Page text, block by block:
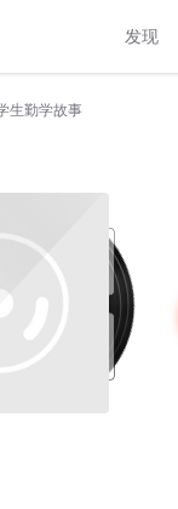
发现
生勤学故事